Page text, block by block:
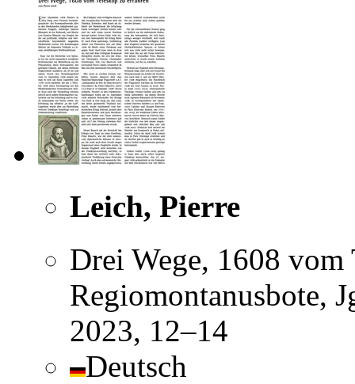
Leich, Pierre
Drei Wege, 1608 vom
Regiomontanusbote,
2023, 12–14
Deutsch